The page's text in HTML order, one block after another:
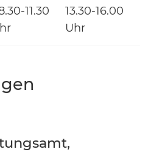
11.30
13.30-16.00
Uhr